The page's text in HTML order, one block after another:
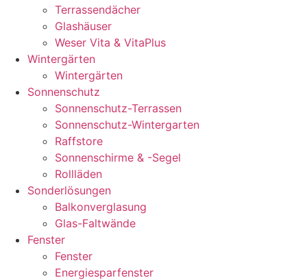
Terrassendächer
Glashäuser
Weser Vita & VitaPlus
Wintergärten
Wintergärten
Sonnenschutz
Sonnenschutz-Terrassen
Sonnenschutz-Wintergarten
Raffstore
Sonnenschirme & -Segel
Rollläden
Sonderlösungen
Balkonverglasung
Glas-Faltwände
Fenster
Fenster
Energiesparfenster